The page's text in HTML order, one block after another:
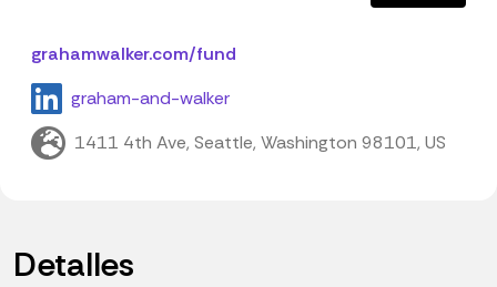
grahamwalker.com/fund
graham-and-walker
1411 4th Ave, Seattle, Washington 98101, US
Detalles